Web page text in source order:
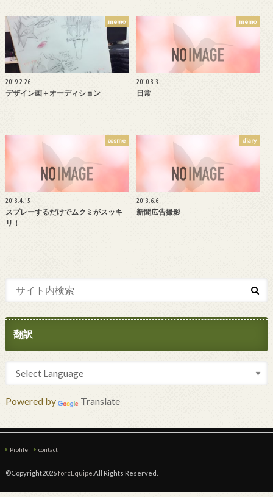
memo
2019.2.26
デザイン画＋オーディション
memo
2010.8.3
日常
cosme
2018.4.15
スプレーするだけでムクミがスッキ
リ！
diary
2013.6.6
新聞広告撮影
翻訳
Powered by Translate
Profile contact
©Copyright2026forcEquipe .All Rights Reserved.